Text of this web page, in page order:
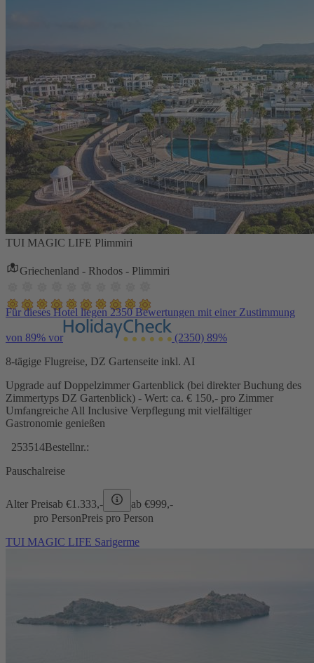
TUI MAGIC LIFE Plimmiri
Griechenland - Rhodos - Plimmiri
Für dieses Hotel liegen 2350 Bewertungen mit einer Zustimmung
von 89% vor (2350) 89%
8-tägige Flugreise, DZ Gartenseite inkl. AI
Upgrade auf Doppelzimmer Gartenblick (bei direkter Buchung des
Zimmertyps DZ Gartenblick) - Wert: ca. € 150,- pro Zimmer
Umfangreiche All Inclusive Verpflegung mit vielfältiger
Gastronomie genießen
253514Bestellnr.:
Pauschalreise
Alter Preisab €1.333,- ab €999,-
pro PersonPreis pro Person
TUI MAGIC LIFE Sarigerme